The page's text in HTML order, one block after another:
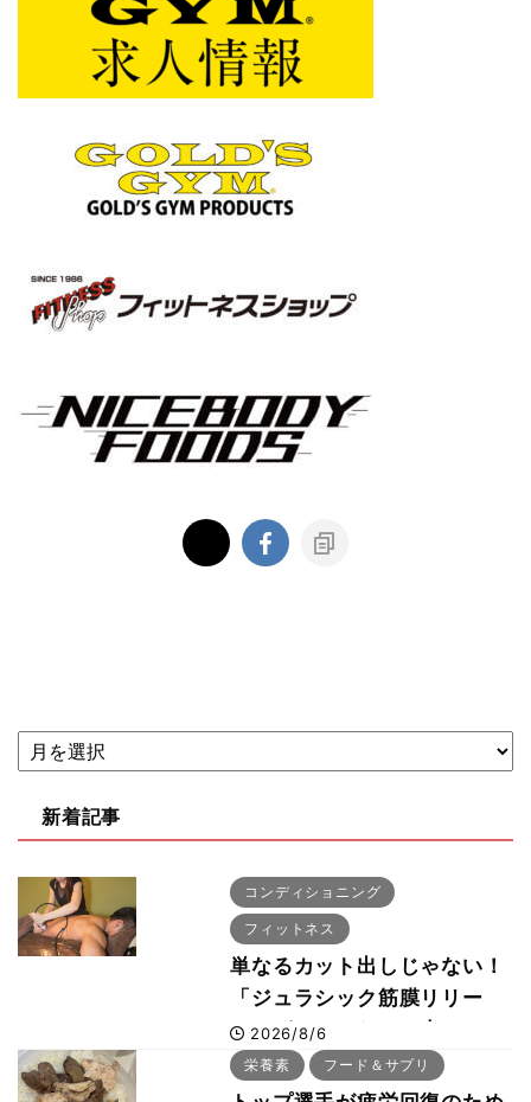
新着記事
コンディショニング
フィットネス
単なるカット出しじゃない！
「ジュラシック筋膜リリー
ス」が口コミだけで大ヒット
した納得の理由 木澤大祐が
解説
2026/8/6
栄養素 フード＆サプリ